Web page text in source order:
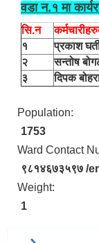
वडा न.१ मा
सि.न
१
प्रकाश
२
सन्तोष
३
दिपक
Population:
1753
Ward Contact
९८१४६७३५९७ /
Weight:
1